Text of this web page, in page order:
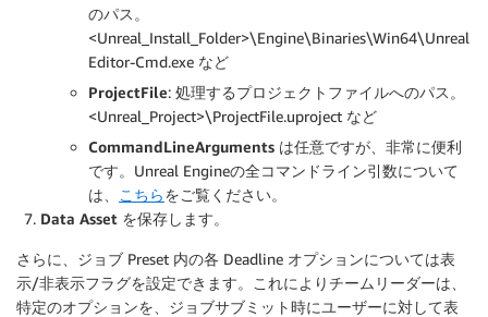
のパス。
<Unreal_Install_Folder>\Engine\Binaries\Win64\Unreal
Editor-Cmd.exe など
ProjectFile: 処理するプロジェクトファイルへのパス。
<Unreal_Project>\ProjectFile.uproject など
CommandLineArguments は任意ですが、非常に便利
です。Unreal Engineの全コマンドライン引数について
は、
こちらをご覧ください。
Data Asset を保存します。
さらに、ジョブ Preset 内の各 Deadline オプションについては表
示/非表示フラグを設定できます。これによりチームリーダーは、
特定のオプションを、ジョブサブミット時にユーザーに対して表